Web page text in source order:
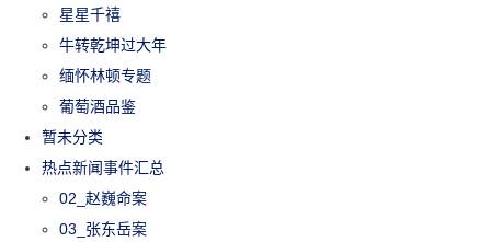
星星千禧
牛转乾坤过大年
缅怀林顿专题
葡萄酒品鉴
暂未分类
热点新闻事件汇总
02_赵巍命案
03_张东岳案